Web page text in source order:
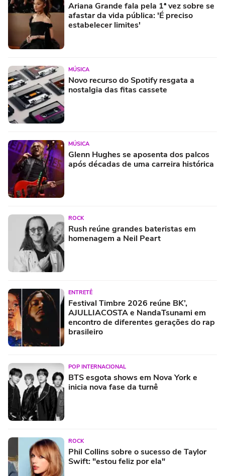
Ariana Grande fala pela 1ª vez sobre se
afastar da vida pública: 'É preciso
estabelecer limites'
MÚSICA
Novo recurso do Spotify resgata a
nostalgia das fitas cassete
MÚSICA
Glenn Hughes se aposenta dos palcos
após décadas de uma carreira histórica
ROCK
Rush reúne grandes bateristas em
homenagem a Neil Peart
ENTRETÊ
Festival Timbre 2026 reúne BK’,
AJULLIACOSTA e NandaTsunami em
encontro de diferentes gerações do rap
brasileiro
POP INTERNACIONAL
BTS esgota shows em Nova York e
inicia nova fase da turnê
ROCK
Phil Collins sobre o sucesso de Taylor
Swift: "estou feliz por ela"